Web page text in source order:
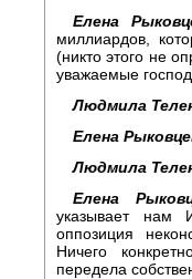
Елена
миллиардов,
(никто этого не
уважаемые
Людмила
Елена
Людмила
Елена
указывает нам
оппозиция
Ничего
передела